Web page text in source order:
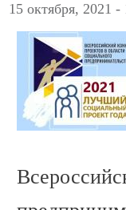
15 октября, 2021 -